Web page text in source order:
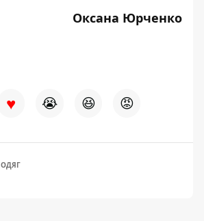
Оксана Юрченко
♥ 😭 😆 😡
ОДЯГ